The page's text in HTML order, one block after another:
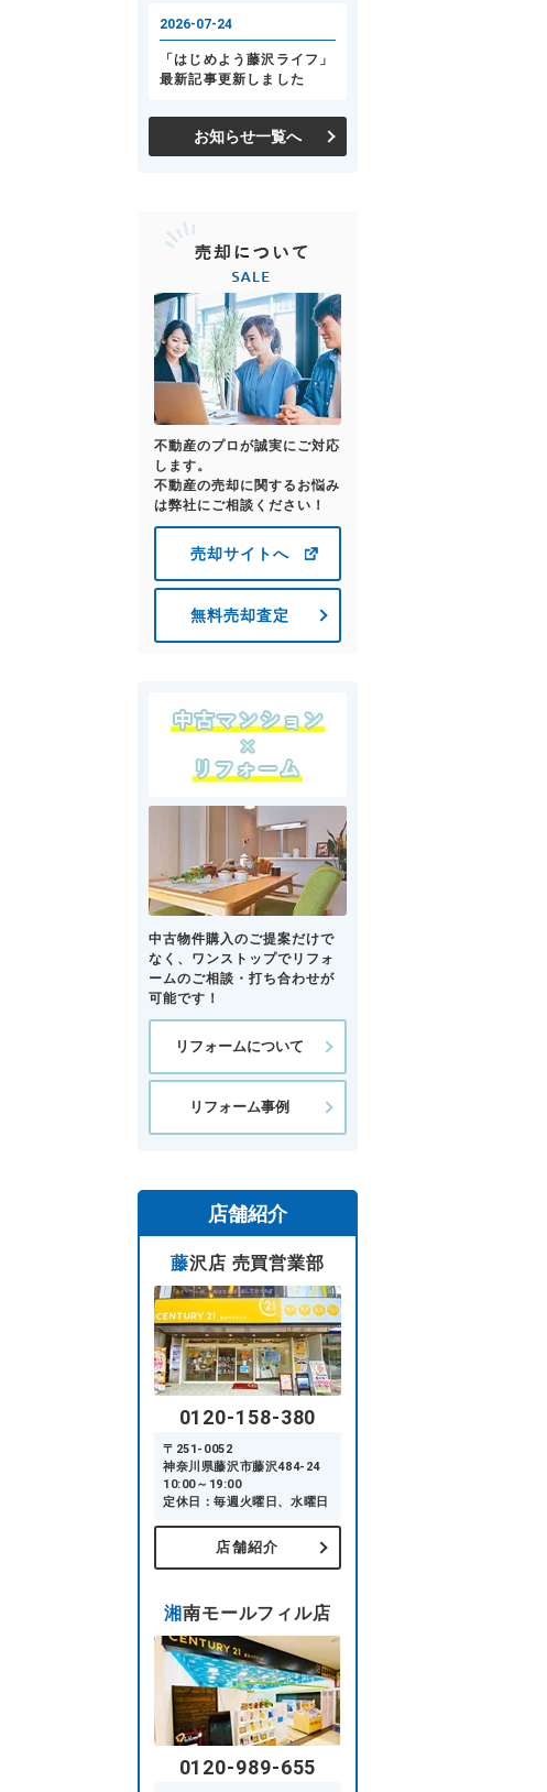
お知らせ一覧へ
不動産のプロが誠実にご対応
します。
不動産の売却に関するお悩み
は弊社にご相談ください！
売却サイトへ
無料売却査定
中古物件購入のご提案だけで
なく、ワンストップでリフォ
ームのご相談・打ち合わせが
可能です！
リフォームについて
リフォーム事例
店舗紹介
藤沢店 売買営業部
0120-158-380
〒251-0052
神奈川県藤沢市藤沢484-24
10:00～19:00
定休日：毎週火曜日、水曜日
店舗紹介
湘南モールフィル店
0120-989-655